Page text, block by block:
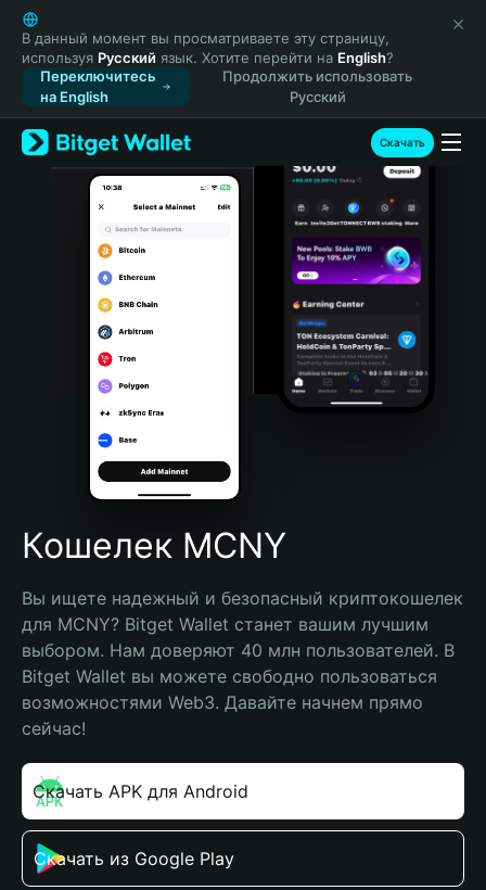
English
日本語
Tiếng Việt
Русский
Español (Latinoamérica)
Türkçe
Italiano
Português (Portugal)
Bahasa Indonesia
Português (Brasil)
Español (Argentina)
В данный момент вы просматриваете эту страницу,
используя Русский язык. Хотите перейти на English?
Переключитесь
на English
Продолжить использовать
Русский
Скачать
Кошелек MCNY
Вы ищете надежный и безопасный криптокошелек
для MCNY? Bitget Wallet станет вашим лучшим
выбором. Нам доверяют 40 млн пользователей. В
Bitget Wallet вы можете свободно пользоваться
возможностями Web3. Давайте начнем прямо
сейчас!
Скачать APK для Android
Скачать из Google Play